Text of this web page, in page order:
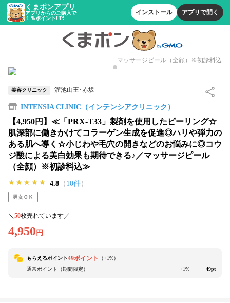
くまポンアプリ
アプリからのご購入で
１％ポイントUP!
インストール アプリで開く
マッサージピール（全顔）※初診料込
美容クリニック 溜池山王･赤坂
INTENSIA CLINIC（インテンシアクリニック）
【4,950円】≪「PRX-T33」製剤を使用したピーリング☆
肌深部に働きかけてコラーゲン生成を促進◎ハリや弾力の
ある肌へ導く☆小じわや毛穴の開きなどのお悩みに◎コウ
ジ酸による美白効果も期待できる♪／マッサージピール
（全顔）※初診料込≫
★★★★★
★★★★★
★★★★★ 4.8 （ 10件）
男女ＯＫ
＼ 50枚売れています／
4,950 円
もらえるポイント49ポイント （+1%）
通常ポイント（期間限定）
+1% 49pt